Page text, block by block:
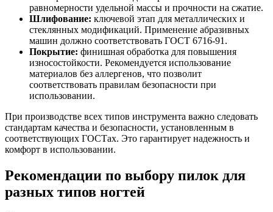
равномерности удельной массы и прочности на сжатие.
Шлифование: ключевой этап для металлических и
стеклянных модификаций. Применение абразивных
машин должно соответствовать ГОСТ 6716-91.
Покрытие: финишная обработка для повышения
износостойкости. Рекомендуется использование
материалов без аллергенов, что позволит
соответствовать правилам безопасности при
использовании.
При производстве всех типов инструмента важно следовать
стандартам качества и безопасности, установленным в
соответствующих ГОСТах. Это гарантирует надежность и
комфорт в использовании.
Рекомендации по выбору пилок для
разных типов ногтей